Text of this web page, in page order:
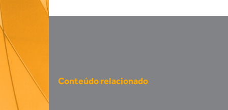
Conteúdo relacionado